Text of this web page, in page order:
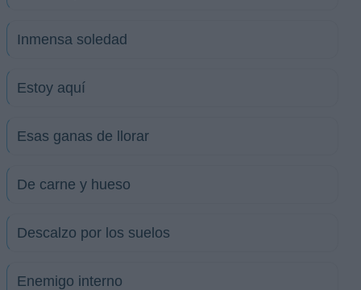
Inmensa soledad
Estoy aquí
Esas ganas de llorar
De carne y hueso
Descalzo por los suelos
Enemigo interno